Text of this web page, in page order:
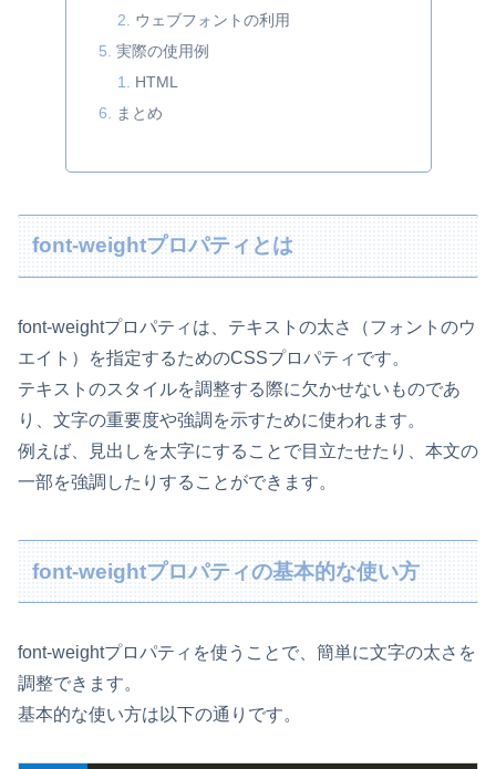
ウェブフォントの利用
実際の使用例
HTML
まとめ
font-weightプロパティとは
font-weightプロパティは、テキストの太さ（フォントのウ
エイト）を指定するためのCSSプロパティです。
テキストのスタイルを調整する際に欠かせないものであ
り、文字の重要度や強調を示すために使われます。
例えば、見出しを太字にすることで目立たせたり、本文の
一部を強調したりすることができます。
font-weightプロパティの基本的な使い方
font-weightプロパティを使うことで、簡単に文字の太さを
調整できます。
基本的な使い方は以下の通りです。